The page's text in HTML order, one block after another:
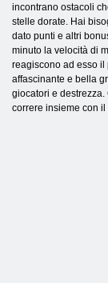
incontrano ostacoli
stelle dorate. Hai
dato punti e altri
minuto la velocità di
reagiscono ad esso
affascinante e bella
giocatori e
correre insieme con il